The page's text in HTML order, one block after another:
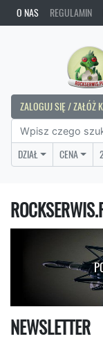
O NAS REGULAMIN
ZALOGUJ SIĘ / ZAŁÓŻ
DZIAŁ CENA
NEWSLETTER